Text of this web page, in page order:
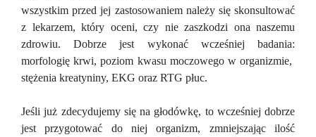
wszystkim przed jej zastosowaniem należy się skonsultować
z lekarzem, który oceni, czy nie zaszkodzi ona naszemu
zdrowiu. Dobrze jest wykonać wcześniej badania:
morfologię krwi, poziom kwasu moczowego w organizmie,
stężenia kreatyniny, EKG oraz RTG płuc.
Jeśli już zdecydujemy się na głodówkę, to wcześniej dobrze
jest przygotować do niej organizm, zmniejszając ilość